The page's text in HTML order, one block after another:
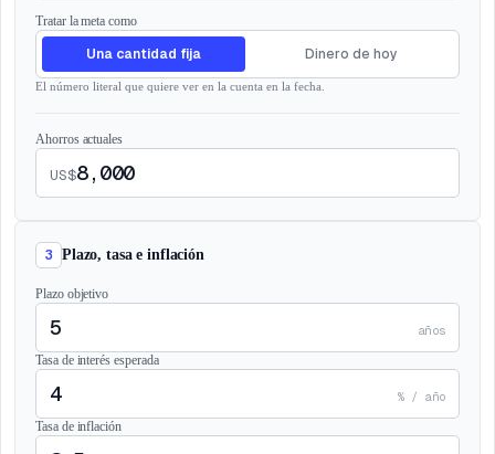
Tratar la meta como
Una cantidad fija Dinero de hoy
El número literal que quiere ver en la cuenta en la fecha.
Ahorros actuales
US$
3 Plazo, tasa e inflación
Plazo objetivo
años
Tasa de interés esperada
% / año
Tasa de inflación